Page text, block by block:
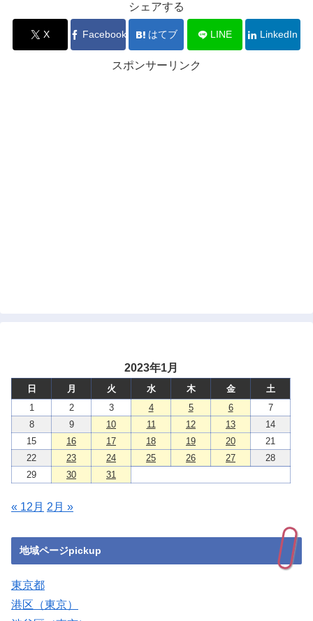
シェアする
X Facebook はてブ LINE LinkedIn
スポンサーリンク
2023年1月
日 月 火 水 木 金
土
1
2 3 4 5 6
7
8
9 10 11 12 13
14
15
16 17 18 19 20
21
22
23 24 25 26 27
28
29
30 31
« 12月 2月 »
地域ページpickup
東京都
港区（東京）